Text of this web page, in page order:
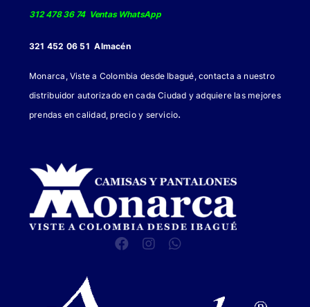
312 478 36 74 Ventas WhatsApp
321 452 06 51 Almacén
Monarca, Viste a Colombia desde Ibagué, contacta a nuestro
distribuidor autorizado en cada Ciudad y adquiere las mejores
prendas en calidad, precio y servicio.